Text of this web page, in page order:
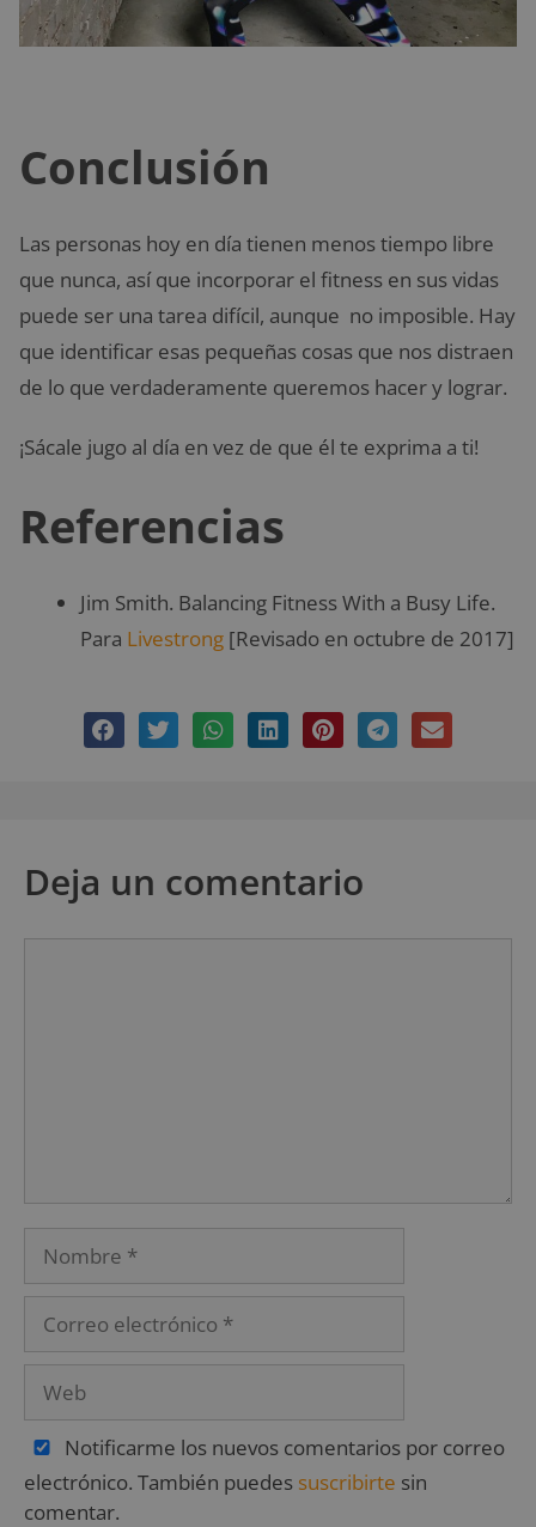
Conclusión
Las personas hoy en día tienen menos tiempo libre
que nunca, así que incorporar el fitness en sus vidas
puede ser una tarea difícil, aunque no imposible. Hay
que identificar esas pequeñas cosas que nos distraen
de lo que verdaderamente queremos hacer y lograr.
¡Sácale jugo al día en vez de que él te exprima a ti!
Referencias
Jim Smith. Balancing Fitness With a Busy Life.
Para Livestrong [Revisado en octubre de 2017]
Deja un comentario
Notificarme los nuevos comentarios por correo
electrónico. También puedes suscribirte sin
comentar.